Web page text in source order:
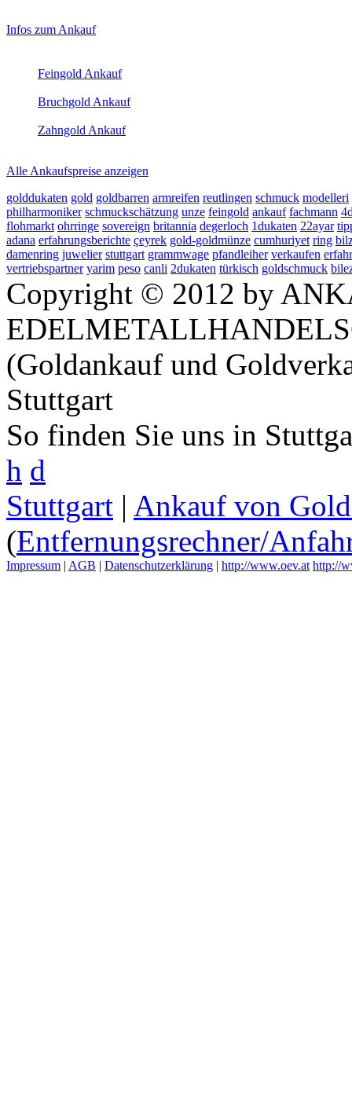
Sidebar
Infos zum Ankauf
Feingold Ankauf
Bruchgold Ankauf
Zahngold Ankauf
Alle Ankaufspreise anzeigen
golddukaten gold goldbarren armreifen reutlingen schmuck modelleri
philharmoniker schmuckschätzung unze feingold ankauf fachmann
flohmarkt ohrringe sovereign britannia degerloch 1dukaten 22ayar
adana erfahrungsberichte çeyrek gold-goldmünze cumhuriyet ring
damenring juwelier stuttgart grammwage pfandleiher verkaufen
vertriebspartner yarim peso canli 2dukaten türkisch goldschmuck
Copyright © 2012 by
(Goldankauf und
Stuttgart
So finden Sie uns in
h d
Stuttgart | Ankauf von
(Entfernungsrechner/
Impressum | AGB | Datenschutzerklärung | http://www.oev.at http://